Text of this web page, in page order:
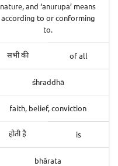
nature, and ‘anurupa’ means
according to or conforming
to.
सभी की of all
śhraddhā
faith, belief, conviction
होती है is
bhārata